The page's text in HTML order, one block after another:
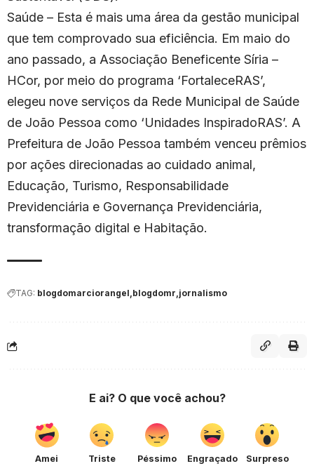
Saúde – Esta é mais uma área da gestão municipal
que tem comprovado sua eficiência. Em maio do
ano passado, a Associação Beneficente Síria –
HCor, por meio do programa ‘FortaleceRAS’,
elegeu nove serviços da Rede Municipal de Saúde
de João Pessoa como ‘Unidades InspiradoRAS’. A
Prefeitura de João Pessoa também venceu prêmios
por ações direcionadas ao cuidado animal,
Educação, Turismo, Responsabilidade
Previdenciária e Governança Previdenciária,
transformação digital e Habitação.
TAG: blogdomarciorangel blogdomr jornalismo
E ai? O que você achou?
Amei Triste Péssimo Engraçado Surpreso